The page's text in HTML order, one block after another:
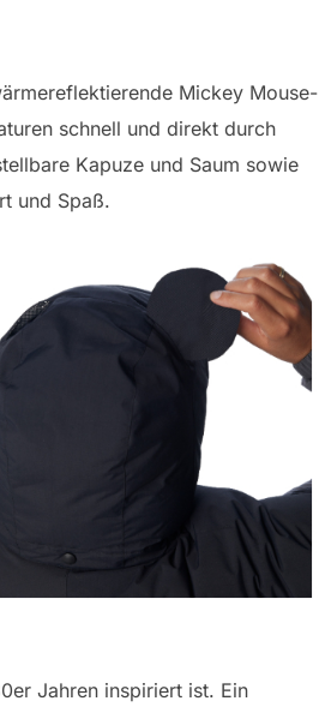
Mickey Mouse-
schnell und direkt durch
Kapuze und Saum sowie
und Spaß.
Jahren inspiriert ist. Ein